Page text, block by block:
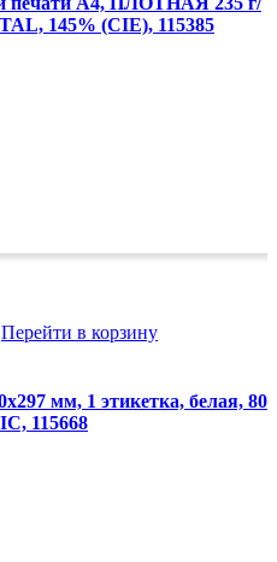
145% (CIE), 115385
Перейти в корзину
мм, 1 этикетка, белая, 80
115668